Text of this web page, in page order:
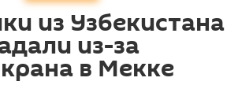
из Узбекистана
из-за
в Мекке